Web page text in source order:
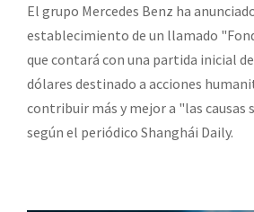
El grupo Mercedes Benz ha
establecimiento de un llamado
que contará con una partida inicial
dólares destinado a acciones
contribuir más y mejor a "las causas
según el periódico Shanghái Daily.